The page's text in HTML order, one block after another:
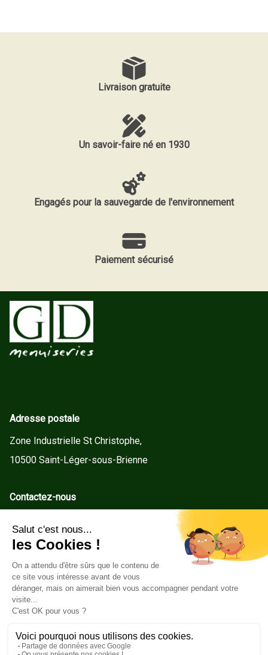
Livraison gratuite
Un savoir-faire né en 1930
Engagés pour la sauvegarde de l'environnement
Paiement sécurisé
Adresse postale
Zone Industrielle St Christophe,
10500 Saint-Léger-sous-Brienne
Contactez-nous
Tel : +33(0)3 25 92 78 60
Service client
Conditions Générales de Vente
Mentions légales
Politique de cookies